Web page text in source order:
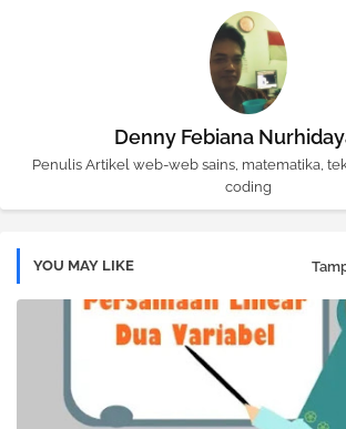
Denny Febiana
Penulis Artikel web-web sains, matematika,
coding
YOU MAY LIKE